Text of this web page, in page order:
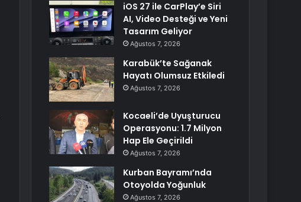
iOS 27 ile CarPlay’e Siri
AI, Video Desteği ve Yeni
Tasarım Geliyor
Ağustos 7, 2026
Karabük’te Sağanak
Hayatı Olumsuz Etkiledi
Ağustos 7, 2026
Kocaeli’de Uyuşturucu
Operasyonu: 1.7 Milyon
Hap Ele Geçirildi
Ağustos 7, 2026
Kurban Bayramı’nda
Otoyolda Yoğunluk
Ağustos 7, 2026